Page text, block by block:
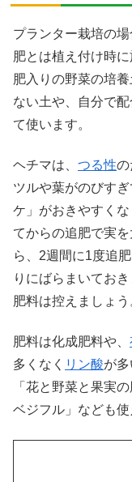
プランター栽培の
肥とは植え付け時
肥入りの野菜の培
ない土や、自分で
て使います。
ヘチマは、 つる性の
ツルや葉がのびす
ケ」がおきやすく
てからの追肥で実
ら、2週間に1度追
りにばらまいてお
肥料は控えましょう
肥料は化成肥料や、
多くなく リン酸が多
「花と野菜と果実
ベジフル」なども使